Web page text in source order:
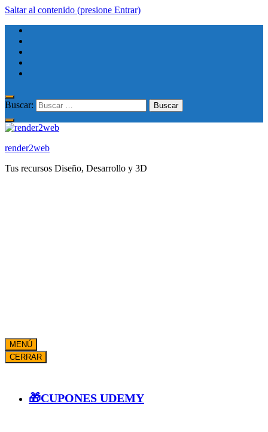
Saltar al contenido (presione Entrar)
Buscar:
render2web
Tus recursos Diseño, Desarrollo y 3D
MENÚ
CERRAR
🎁CUPONES UDEMY